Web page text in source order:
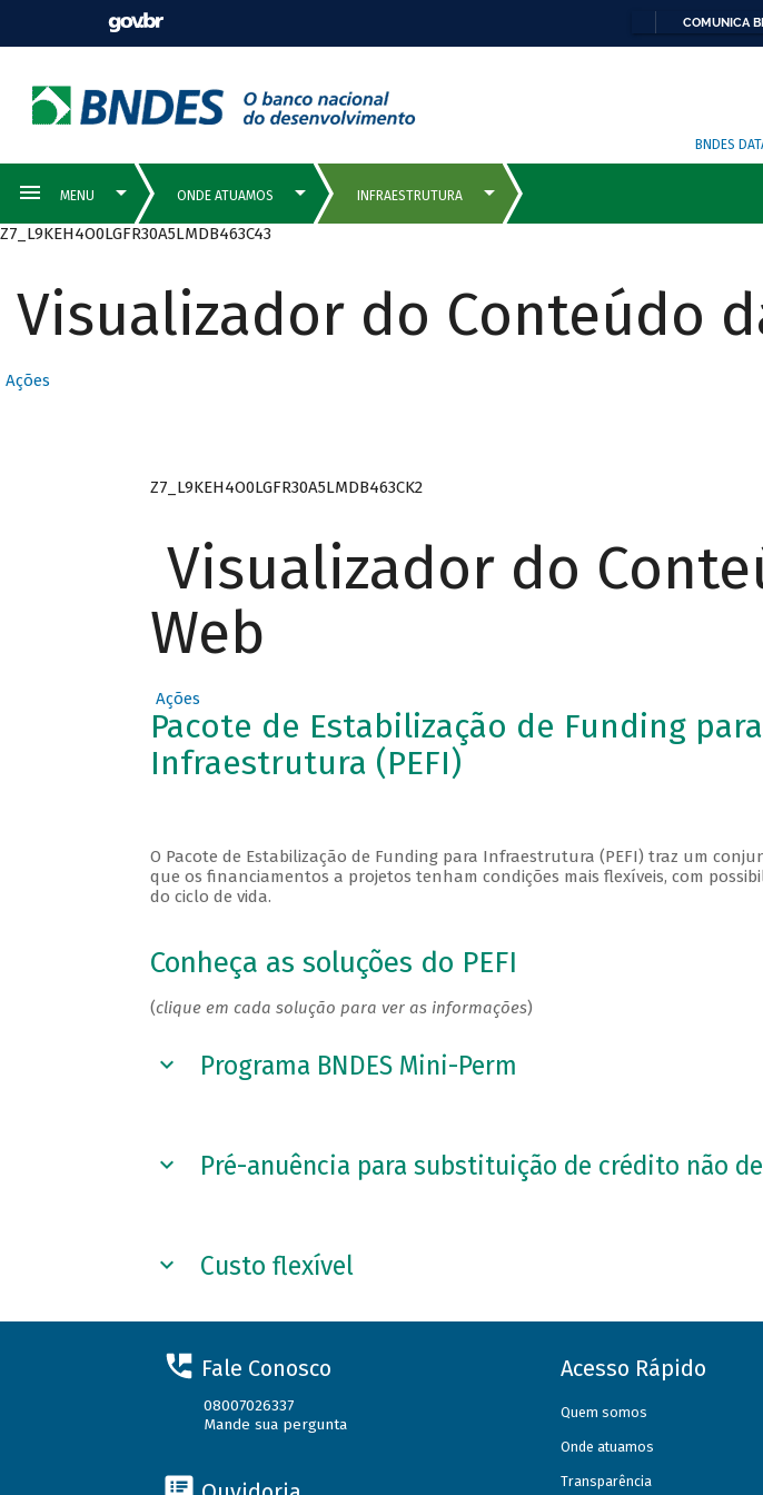
COMUNICA
BNDES
Z7_L9KEH4O0LGFR30A5LMDB463C43
Visualizador do Conteúdo
Ações
Z7_L9KEH4O0LGFR30A5LMDB463CK2
Visualizador do
Web
Ações
Pacote de Estabilização de Funding para
Infraestrutura (PEFI)
O Pacote de Estabilização de Funding para Infraestrutura (PEFI) traz um
que os financiamentos a projetos tenham condições mais flexíveis, com
do ciclo de vida.
Conheça as soluções do PEFI
(clique em cada solução para ver as informações)
Programa BNDES Mini-Perm
Pré-anuência para substituição de crédito não
Custo flexível
Fale Conosco
08007026337
Mande sua pergunta
Acesso Rápido
Quem somos
Onde atuamos
Transparência